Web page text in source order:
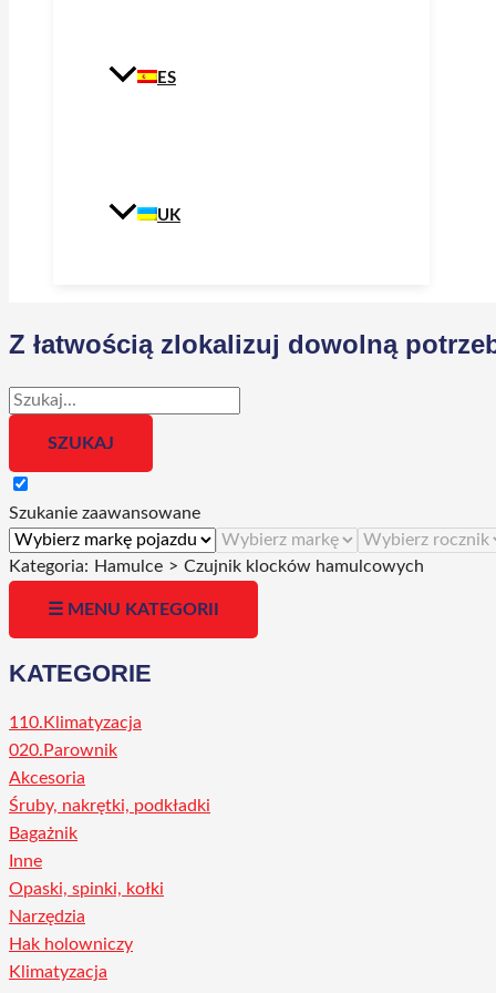
ES
UK
Z łatwością zlokalizuj dowolną
Szukanie zaawansowane
Kategoria: Hamulce > Czujnik klocków hamulcowych
☰ MENU KATEGORII
KATEGORIE
110.Klimatyzacja
020.Parownik
Akcesoria
Śruby, nakrętki, podkładki
Bagażnik
Inne
Opaski, spinki, kołki
Narzędzia
Hak holowniczy
Klimatyzacja